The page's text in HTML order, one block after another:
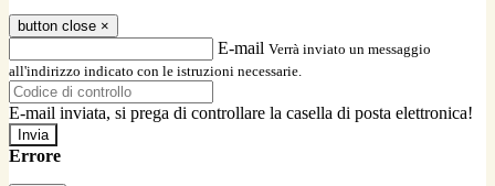
button close ×
E-mail Verrà inviato un messaggio
all'indirizzo indicato con le istruzioni necessarie.
E-mail inviata, si prega di controllare la casella di posta elettronica!
Errore